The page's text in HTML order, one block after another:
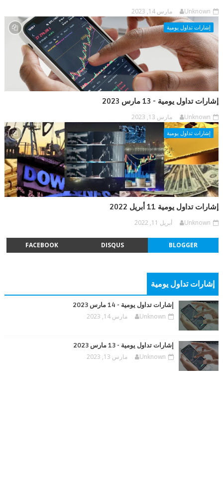
Unknown مارس 14, 2023
إشارات تداول يومية
إشارات تداول يومية - 13 مارس 2023
Unknown مارس 13, 2023
إشارات تداول يومية
إشارات تداول يومية 11 أبريل 2022
Unknown أبريل 11, 2022
BLOGGER
DISQUS
FACEBOOK
إشارات تداول يومية
إشارات تداول يومية - 14 مارس 2023
Unknown مارس 14, 2023
إشارات تداول يومية - 13 مارس 2023
Unknown مارس 13, 2023